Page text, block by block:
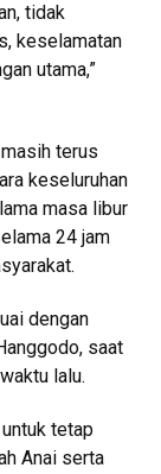
tidak
keselamatan
utama,”
terus
keseluruhan
masa libur
24 jam
dengan
saat
lalu.
tetap
Anai serta